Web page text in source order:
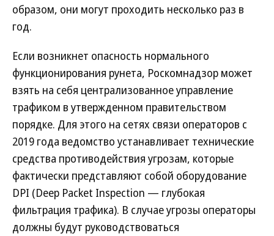
образом, они могут проходить несколько раз в
год.
Если возникнет опасность нормального
функционирования рунета, Роскомнадзор может
взять на себя централизованное управление
трафиком в утвержденном правительством
порядке. Для этого на сетях связи операторов с
2019 года ведомство устанавливает технические
средства противодействия угрозам, которые
фактически представляют собой оборудование
DPI (Deep Packet Inspection — глубокая
фильтрация трафика). В случае угрозы операторы
должны будут руководствоваться